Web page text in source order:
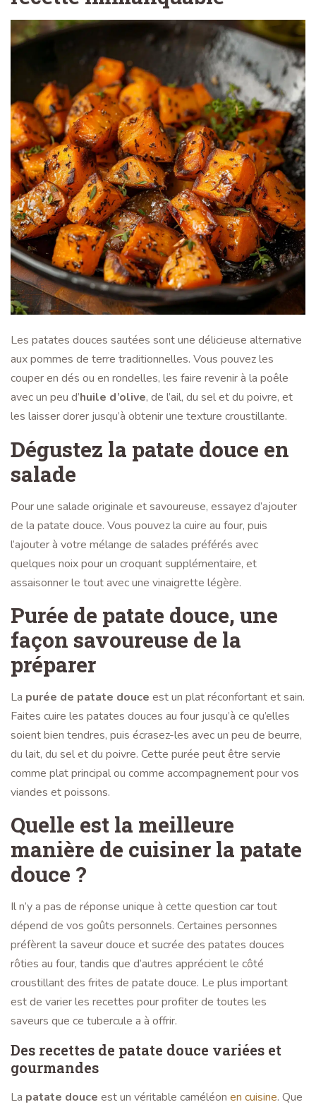
Les patates douces sautées sont une délicieuse alternative
aux pommes de terre traditionnelles. Vous pouvez les
couper en dés ou en rondelles, les faire revenir à la poêle
avec un peu d’huile d’olive, de l’ail, du sel et du poivre, et
les laisser dorer jusqu’à obtenir une texture croustillante.
Dégustez la patate douce en
salade
Pour une salade originale et savoureuse, essayez d’ajouter
de la patate douce. Vous pouvez la cuire au four, puis
l’ajouter à votre mélange de salades préférés avec
quelques noix pour un croquant supplémentaire, et
assaisonner le tout avec une vinaigrette légère.
Purée de patate douce, une
façon savoureuse de la
préparer
La purée de patate douce est un plat réconfortant et sain.
Faites cuire les patates douces au four jusqu’à ce qu’elles
soient bien tendres, puis écrasez-les avec un peu de beurre,
du lait, du sel et du poivre. Cette purée peut être servie
comme plat principal ou comme accompagnement pour vos
viandes et poissons.
Quelle est la meilleure
manière de cuisiner la patate
douce ?
Il n’y a pas de réponse unique à cette question car tout
dépend de vos goûts personnels. Certaines personnes
préfèrent la saveur douce et sucrée des patates douces
rôties au four, tandis que d’autres apprécient le côté
croustillant des frites de patate douce. Le plus important
est de varier les recettes pour profiter de toutes les
saveurs que ce tubercule a à offrir.
Des recettes de patate douce variées et
gourmandes
La patate douce est un véritable caméléon en cuisine. Que